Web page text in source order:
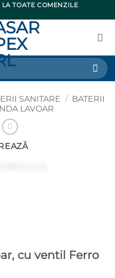
TOATE COMENZILE
SANITARE / BATERII
LAVOAR
cu ventil Ferro